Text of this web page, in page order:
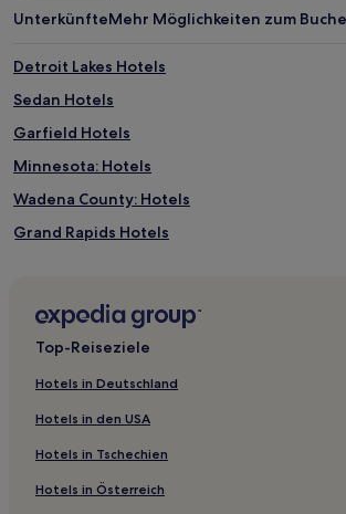
UnterkünfteMehr Möglichkeiten zum
Detroit Lakes Hotels
Sedan Hotels
Garfield Hotels
Minnesota: Hotels
Wadena County: Hotels
Grand Rapids Hotels
Emily Hotels
Alexandria Hotels
Hotels nahe Monticello Country Club
Hotels nahe Grand Itasca Clinic and Hospital
Top-Reiseziele
Hotels in Deutschland
Hotels in den USA
Hotels in Tschechien
Hotels in Österreich